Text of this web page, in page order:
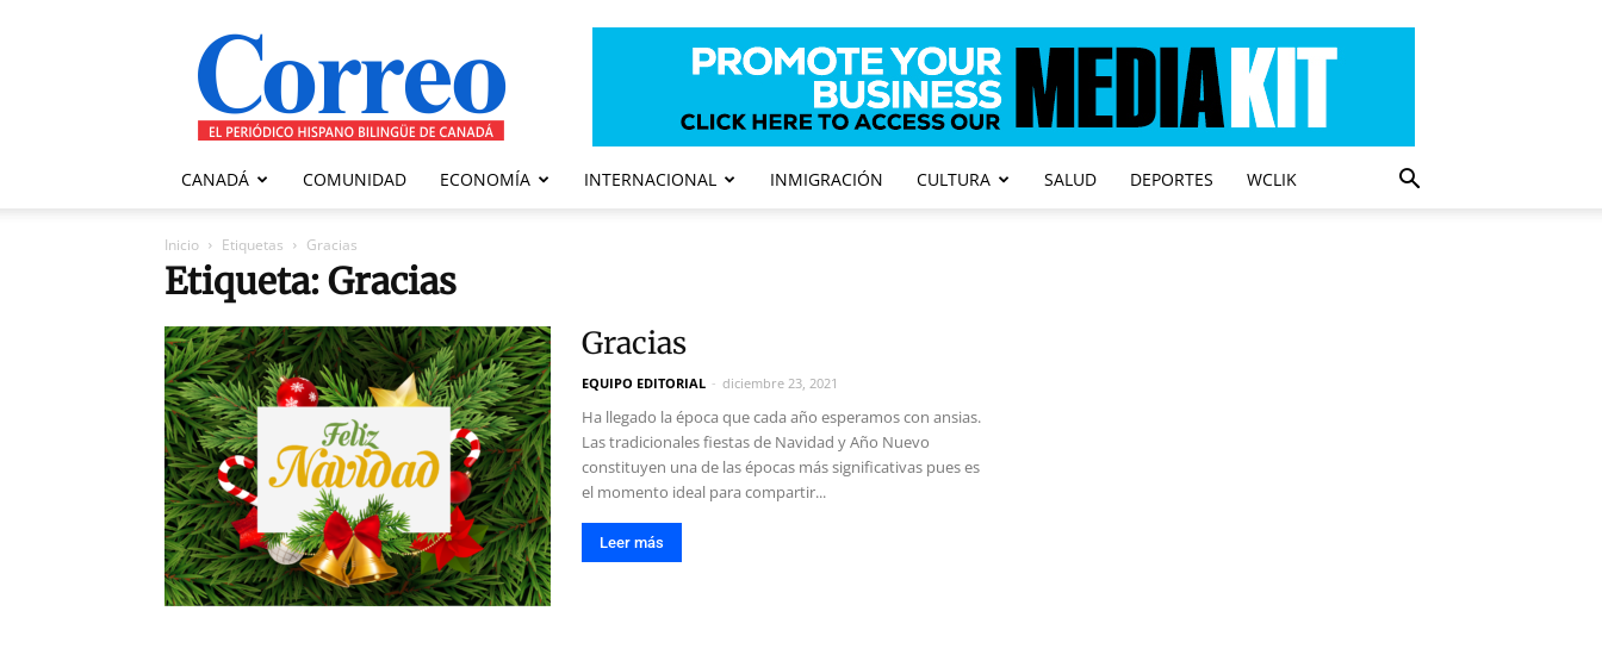
Correo
Canadiense
CANADÁ COMUNIDAD ECONOMÍA INTERNACIONAL INMIGRACIÓN CULTURA SALUD DEPORTES WCLIK
Inicio Etiquetas Gracias
Etiqueta: Gracias
Gracias
EQUIPO EDITORIAL - diciembre 23, 2021
Ha llegado la época que cada año esperamos con ansias.
Las tradicionales fiestas de Navidad y Año Nuevo
constituyen una de las épocas más significativas pues es
el momento ideal para compartir...
Leer más